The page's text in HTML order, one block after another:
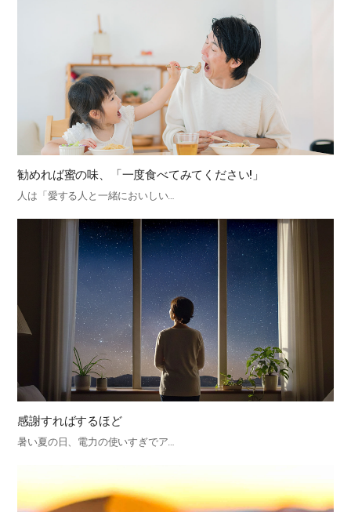
勧めれば蜜の味、「一度食べてみてください!」
人は「愛する人と一緒においしい…
感謝すればするほど
暑い夏の日、電力の使いすぎでア…